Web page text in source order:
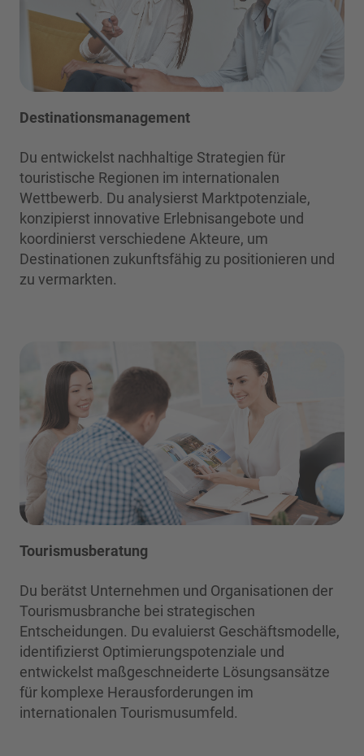
Destinationsmanagement
Du entwickelst nachhaltige Strategien für
touristische Regionen im internationalen
Wettbewerb. Du analysierst Marktpotenziale,
konzipierst innovative Erlebnisangebote und
koordinierst verschiedene Akteure, um
Destinationen zukunftsfähig zu positionieren und
zu vermarkten.
Tourismusberatung
Du berätst Unternehmen und Organisationen der
Tourismusbranche bei strategischen
Entscheidungen. Du evaluierst Geschäftsmodelle,
identifizierst Optimierungspotenziale und
entwickelst maßgeschneiderte Lösungsansätze
für komplexe Herausforderungen im
internationalen Tourismusumfeld.